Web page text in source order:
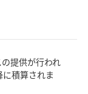
提供が行われ
積算されま